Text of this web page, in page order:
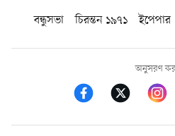
বন্ধুসভা
চিরন্তন ১৯৭১ ইপেপার
অনুসরণ